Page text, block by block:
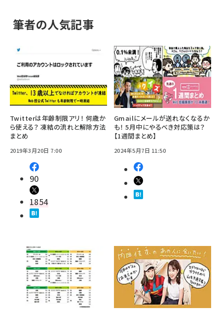
筆者の人気記事
Twitterは年齢制限アリ！ 何歳か
ら使える？ 凍結の流れと解除方法
まとめ
2019年3月20日 7:00
90
1854
Gmailにメールが送れなくなるか
も！ 5月中にやるべき対応策は？
【1週間まとめ】
2024年5月7日 11:50